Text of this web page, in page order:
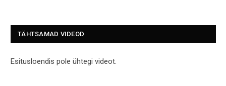
TÄHTSAMAD VIDEOD
Esitusloendis pole ühtegi videot.